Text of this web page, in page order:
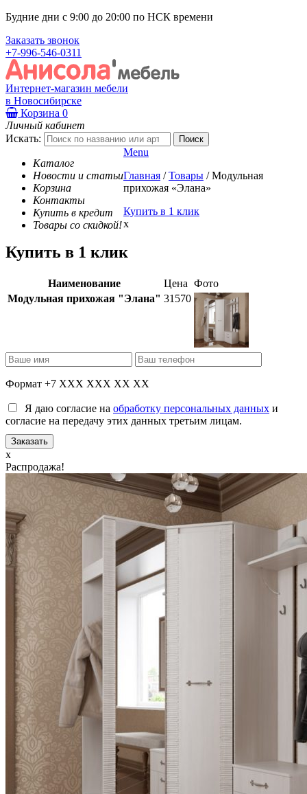
Будние дни с 9:00 до 20:00 по НСК времени
Заказать звонок
+7-996-546-0311
Интернет-магазин мебели
в Новосибирске
Корзина 0
Личный кабинет
Искать:
Каталог
Новости и статьи
Корзина
Контакты
Купить в кредит
Товары со скидкой!
Menu
Главная / Товары / Модульная
прихожая «Элана»
Купить в 1 клик
x
Купить в 1 клик
Наименование Цена Фото
Модульная прихожая "Элана" 31570
Формат +7 XXX XXX XX XX
Я даю согласие на обработку персональных данных и
согласие на передачу этих данных третьим лицам.
x
Распродажа!